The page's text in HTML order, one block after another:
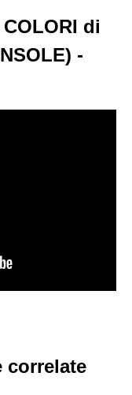
di
-
correlate